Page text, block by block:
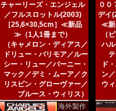
チャーリーズ・エンジェル
／フルスロットル(2003)
［25,6×30,5cm］≪新品
≫（1人1冊まで）
（キャメロン・ディアス／
ドリュー・バリモア／ルー
シー・リュー／バーニー・
マック／デミ・ムーア／ク
リスピン・グローヴァー／
ブルース・ウィリス）
海外製作
００
デイ
≪新
（
ハ
ド
ン
ウ